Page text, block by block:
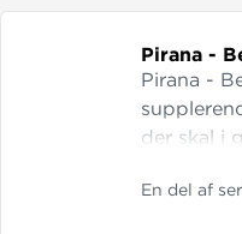
Pirana -
Pirana -
der skal i
Gratis
En del af